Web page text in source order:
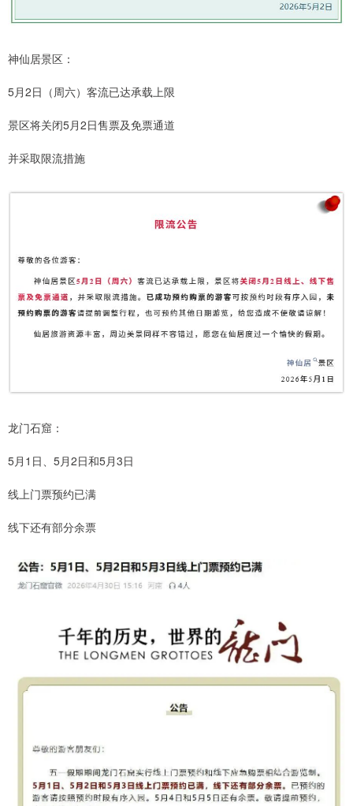
神仙居景区：
5月2日（周六）客流已达承载上限
景区将关闭5月2日售票及免票通道
并采取限流措施
龙门石窟：
5月1日、5月2日和5月3日
线上门票预约已满
线下还有部分余票